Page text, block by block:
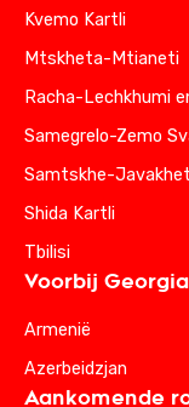
Kvemo Kartli
Mtskheta-Mtianeti
Racha-Lechkhumi
Samegrelo-Zemo
Samtskhe-
Shida Kartli
Tbilisi
Voorbij Georgia
Armenië
Azerbeidzjan
Aankomende